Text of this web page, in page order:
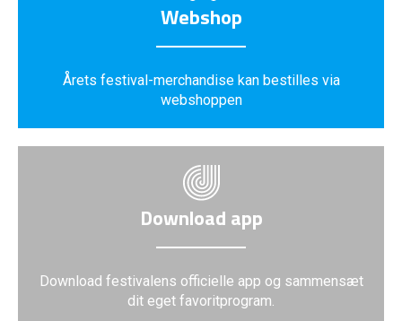
Webshop
Årets festival-merchandise kan bestilles via
webshoppen
Download app
Download festivalens officielle app og sammensæt
dit eget favoritprogram.